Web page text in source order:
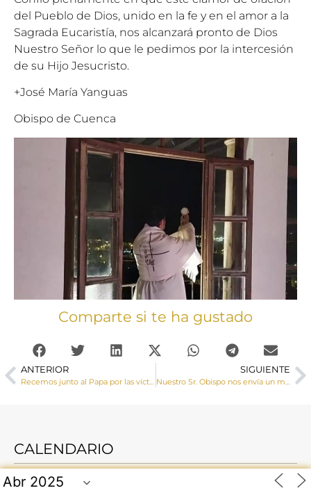
del Pueblo de Dios, unido en la fe y en el amor a la
Sagrada Eucaristía, nos alcanzará pronto de Dios
Nuestro Señor lo que le pedimos por la intercesión
de su Hijo Jesucristo.
+José María Yanguas
Obispo de Cuenca
Comparte si te ha gustado
ANTERIOR
Recemos junto al Papa por las víctimas de #Covid_19 y recibamos Indulgencia Plenaria y la Bendición Urbi et Orbi
SIGUIENTE
Nuestro Sr. Obispo nos envía un mensaje de esperanza y fortaleza frente a la pandemia del coronavirus
CALENDARIO